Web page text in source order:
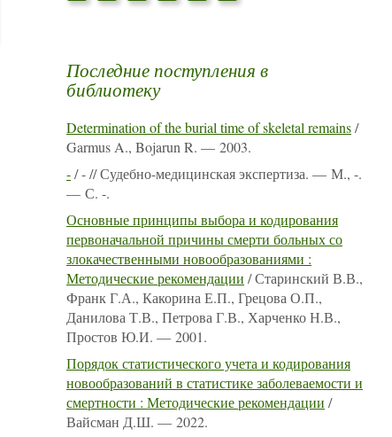
Последние поступления в
библиотеку
Determination of the burial time of skeletal remains/
Garmus A., Bojarun R. — 2003.
-/ - // Судебно-медицинская экспертиза. — М., -.
— С. -.
Основные принципы выбора и кодирования
первоначальной причины смерти больных со
злокачественными новообразованиями :
Методические рекомендации / Старинский В.В.,
Франк Г.А., Какорина Е.П., Грецова О.П.,
Данилова Т.В., Петрова Г.В., Харченко Н.В.,
Простов Ю.И. — 2001.
Порядок статистического учета и кодирования
новообразований в статистике заболеваемости и
смертности : Методические рекомендации /
Вайсман Д.Ш. — 2022.